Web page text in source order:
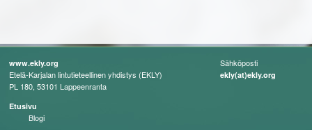
www.ekly.org
Etelä-Karjalan lintutieteellinen yhdistys (EKLY)
PL 180, 53101 Lappeenranta
Etusivu
Blogi
Sähköposti
ekly(at)ekly.org